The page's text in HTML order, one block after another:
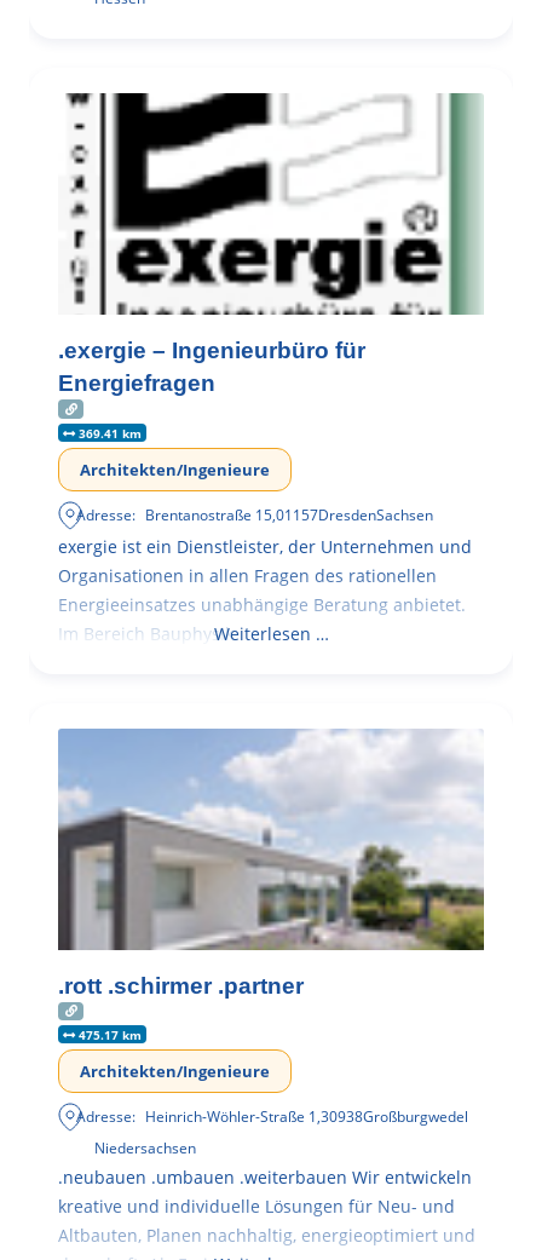
.exergie – Ingenieurbüro für
Energiefragen
369.41 km
Architekten/Ingenieure
Adresse: Brentanostraße 15,01157DresdenSachsen
exergie ist ein Dienstleister, der Unternehmen und
Organisationen in allen Fragen des rationellen
Energieeinsatzes unabhängige Beratung anbietet.
Im Bereich BauphysikWeiterlesen …
.rott .schirmer .partner
475.17 km
Architekten/Ingenieure
Adresse: Heinrich-Wöhler-Straße 1,30938Großburgwedel
Niedersachsen
.neubauen .umbauen .weiterbauen Wir entwickeln
kreative und individuelle Lösungen für Neu- und
Altbauten, Planen nachhaltig, energieoptimiert und